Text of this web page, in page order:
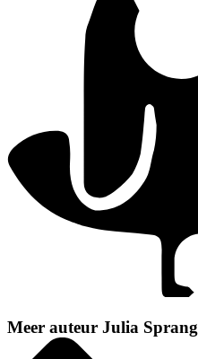
Meer auteur Julia Sprang